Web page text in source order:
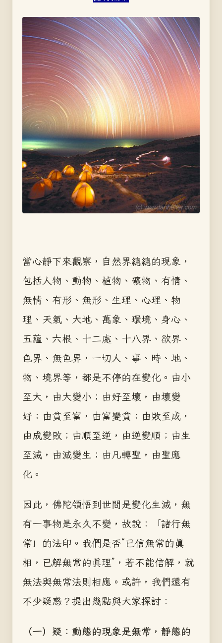
當心靜下來觀察，自然界總總的現象，
包括人物、動物、植物、礦物、有情、
無情、有形、無形、生理、心理、物
理、天氣、大地、萬象、環境、身心、
五蘊、六根、十二處、十八界、欲界、
色界、無色界，一切人、事、時、地、
物、境界等，都是不停的在變化。由小
至大，由大變小；由好至壞，由壞變
好；由貧至富，由富變貧；由敗至成，
由成變敗；由順至逆，由逆變順；由生
至滅，由滅變生；由凡轉聖，由聖應
化。
因此，佛陀領悟到世間是變化生滅，無
有一事物是永久不變，故說：「諸行無
常」的法印。我們是否“已信無常的真
相，已解無常的真理”，若不能信解，就
無法與無常法則相應。或許，我們還有
不少疑惑？提出幾點與大家探討：
（一）疑：動態的現象是無常，靜態的